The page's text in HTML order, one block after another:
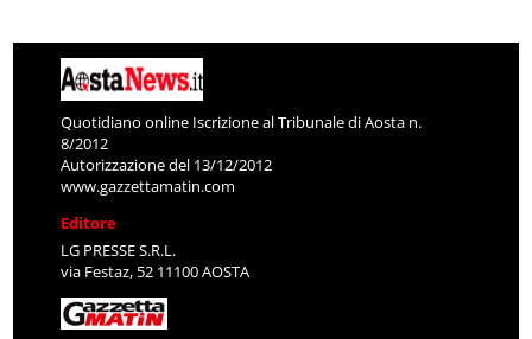
Quotidiano online Iscrizione al Tribunale di Aosta n.
8/2012
Autorizzazione del 13/12/2012
www.gazzettamatin.com
Editore
LG PRESSE S.R.L.
via Festaz, 52 11100 AOSTA